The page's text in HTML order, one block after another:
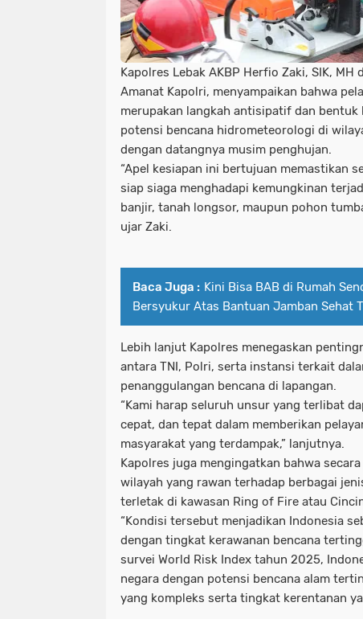
Kapolres Lebak AKBP Herfio Zaki, SIK, MH
Amanat Kapolri, menyampaikan bahwa
merupakan langkah antisipatif dan bentuk
potensi bencana hidrometeorologi di
dengan datangnya musim penghujan.
“Apel kesiapan ini bertujuan memastikan
siap siaga menghadapi kemungkinan
banjir, tanah longsor, maupun pohon
ujar Zaki.
Baca Juga : Kini Bisa BAB di Rumah
Bersyukur Atas Bantuan Jamban Sehat
Lebih lanjut Kapolres menegaskan
antara TNI, Polri, serta instansi terkait
penanggulangan bencana di lapangan.
“Kami harap seluruh unsur yang terlibat
cepat, dan tepat dalam memberikan
masyarakat yang terdampak,” lanjutnya.
Kapolres juga mengingatkan bahwa
wilayah yang rawan terhadap berbagai
terletak di kawasan Ring of Fire atau
“Kondisi tersebut menjadikan Indonesia
dengan tingkat kerawanan bencana
survei World Risk Index tahun 2025,
negara dengan potensi bencana alam
yang kompleks serta tingkat kerentanan